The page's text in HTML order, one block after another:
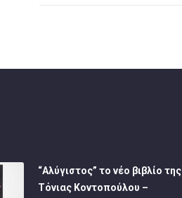
“Αλύγιστος” το νέο βιβλίο της
Τόνιας Κοντοπούλου –